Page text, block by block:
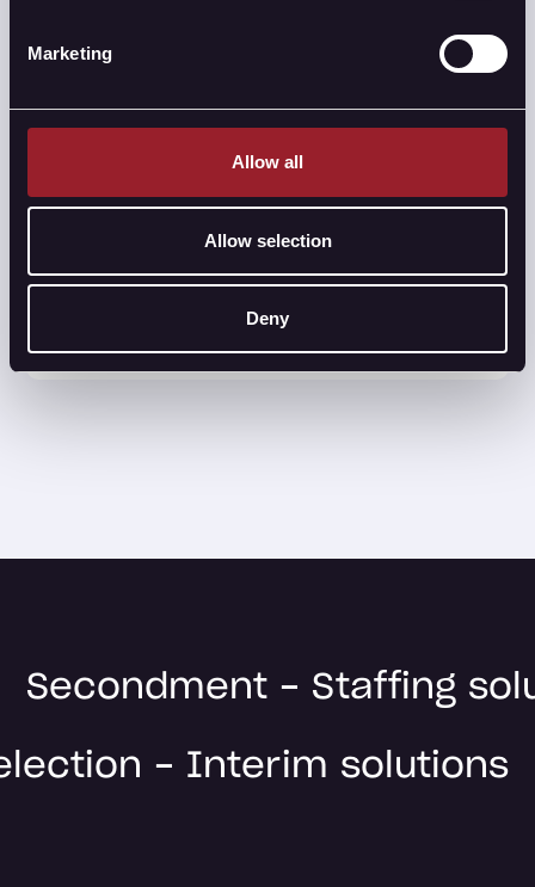
Marketing
Allow all
Allow selection
Deny
uitvoeren van onderhandelingen.
We streven voortdurend naar verbetering en
we onze processen en werkwijze. Wij geloven dat
feedback en suggesties helpen bij het verbeteren en
optimaliseren van onze diensten. Aarzel dus niet om
Secondment - Staffing
- Interim solutions